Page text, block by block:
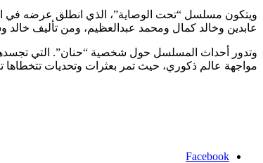
عابدين وخالد كمال ومحمد عبدالعظيم، ومن تأليف
مواجهة عالم ذكوري، حيث تمر بعثرات وتحديات تتخطاها
Facebook